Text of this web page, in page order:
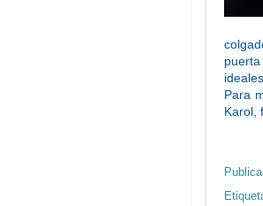
Para
Karol,